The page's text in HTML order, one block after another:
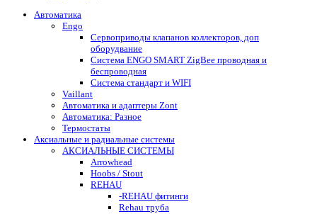
Автоматика
Engo
Сервоприводы клапанов коллекторов, доп
оборудвание
Система ENGO SMART ZigBee проводная и
беспроводная
Система стандарт и WIFI
Vaillant
Автоматика и адаптеры Zont
Автоматика: Разное
Термостаты
Аксиальные и радиальные системы
АКСИАЛЬНЫЕ СИСТЕМЫ
Arrowhead
Hoobs / Stout
REHAU
-REHAU фитинги
Rehau труба